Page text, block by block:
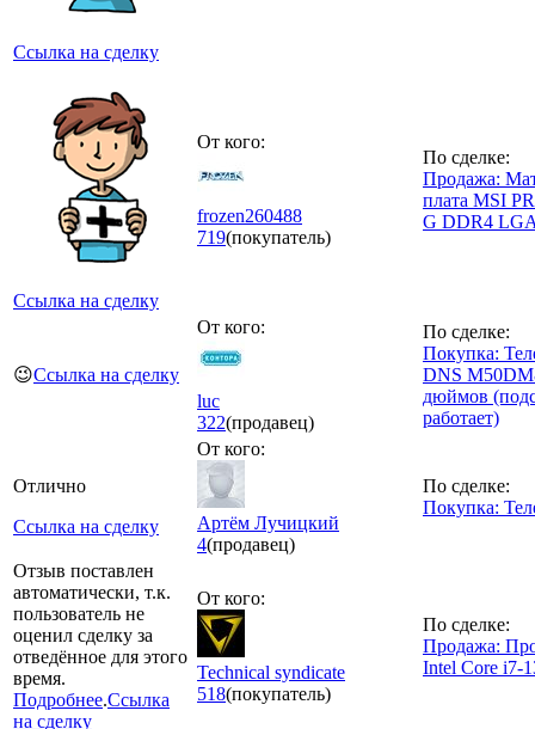
Ссылка на сделку
Ссылка на сделку
От кого:
frozen260488
719(покупатель)
По сделке:
Продажа:
плата MSI
G DDR4
😉Ссылка на сделку
От кого:
luc
322(продавец)
По сделке:
Покупка:
DNS
дюймов
работает)
Отлично
Ссылка на сделку
От кого:
Артём Лучицкий
4(продавец)
По сделке:
Покупка:
Отзыв поставлен
автоматически, т.к.
пользователь не
оценил сделку за
отведённое для этого
время.
Подробнее.Ссылка
на сделку
От кого:
Technical syndicate
518(покупатель)
По сделке:
Продажа:
Intel Core i7-